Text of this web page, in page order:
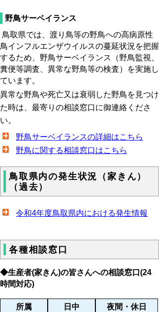
野鳥サーベイランス
鳥取県では、渡り鳥等の野鳥への高病原性
鳥インフルエンザウイルスの蔓延状況を把握
するため、野鳥サーベイランス（野鳥監視、
糞便等調査、異常な野鳥等の検査）を実施し
ています。
異常な野鳥や死亡又は衰弱した野鳥を見つけ
た時は、最寄りの相談窓口に御連絡くださ
い。
野鳥サーベイランスの詳細はこちら
野鳥に関する相談窓口はこちら
鳥取県内の発生状況（家きん）
（過去）
令和4年度鳥取県内における発生情報
各種相談窓口
◆生産者(家きん)の皆さんへの相談窓口(24
時間対応)
所属 日中 夜間・休日